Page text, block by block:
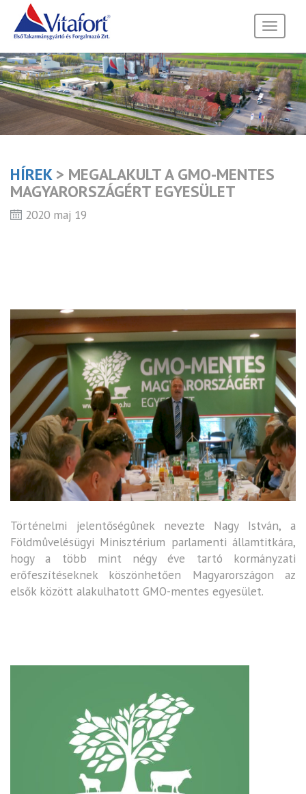
Toggle
HÍREK> MEGALAKULT A GMO-MENTES
MAGYARORSZÁGÉRT EGYESÜLET
2020 maj 19
Történelmi jelentőségûnek nevezte Nagy István, a
Földmûvelésügyi Minisztérium parlamenti államtitkára,
hogy a több mint négy éve tartó kormányzati
erőfeszítéseknek köszönhetően Magyarországon az
elsők között alakulhatott GMO-mentes egyesület.